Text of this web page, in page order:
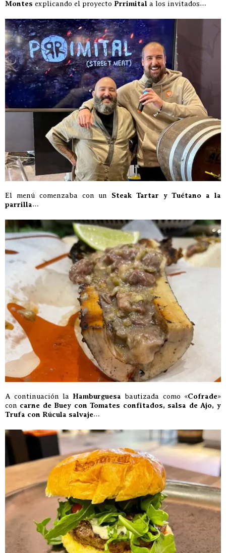
Montes explicando el proyecto Prrimital a los invitados…
El menú comenzaba con un Steak Tartar y Tuétano a la
parrilla…
A continuación la Hamburguesa bautizada como «Cofrade»
con carne de Buey con Tomates confitados, salsa de Ajo, y
Trufa con Rúcula salvaje…